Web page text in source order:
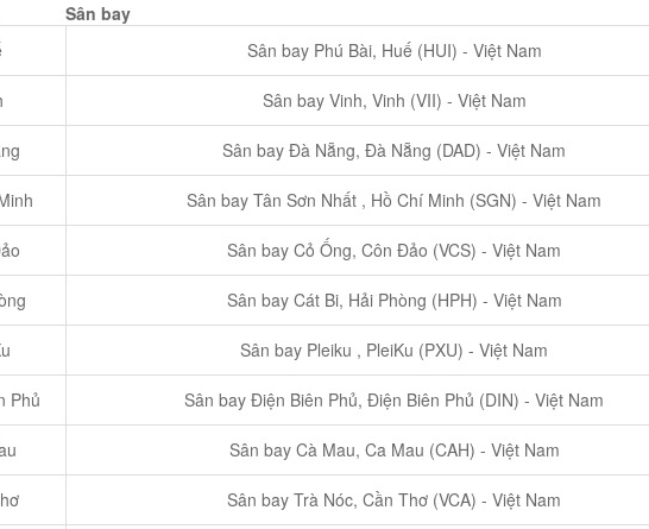
Sân bay
Sân bay Phú Bài, Huế (HUI) - Việt Nam
Sân bay Vinh, Vinh (VII) - Việt Nam
Sân bay Đà Nẵng, Đà Nẵng (DAD) - Việt Nam
Sân bay Tân Sơn Nhất , Hồ Chí Minh (SGN) - Việt Nam
Sân bay Cỏ Ống, Côn Đảo (VCS) - Việt Nam
Sân bay Cát Bi, Hải Phòng (HPH) - Việt Nam
Sân bay Pleiku , PleiKu (PXU) - Việt Nam
Phủ Sân bay Điện Biên Phủ, Điện Biên Phủ (DIN) - Việt Nam
Sân bay Cà Mau, Ca Mau (CAH) - Việt Nam
Sân bay Trà Nóc, Cần Thơ (VCA) - Việt Nam